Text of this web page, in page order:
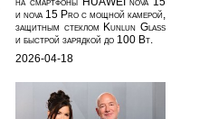
и nova 15 Pro с мощной камерой,
защитным стеклом Kunlun Glass
и быстрой зарядкой до 100 Вт.
2026-04-18